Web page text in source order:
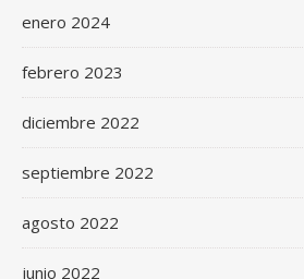
enero 2024
febrero 2023
diciembre 2022
septiembre 2022
agosto 2022
junio 2022